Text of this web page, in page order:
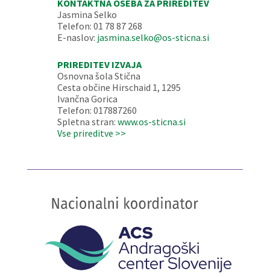
KONTAKTNA OSEBA ZA PRIREDITEV
Jasmina Selko
Telefon: 01 78 87 268
E-naslov: jasmina.selko@os-sticna.si
PRIREDITEV IZVAJA
Osnovna šola Stična
Cesta občine Hirschaid 1, 1295
Ivančna Gorica
Telefon: 017887260
Spletna stran: www.os-sticna.si
Vse prireditve >>